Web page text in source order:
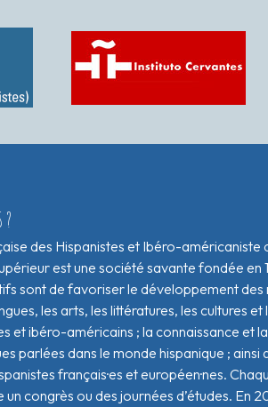
?
des Hispanistes et Ibéro-américaniste
est une société savante fondée en
sont de favoriser le développement des
les arts, les littératures, les cultures et
et ibéro-américains ; la connaissance et
parlées dans le monde hispanique ; ainsi
français·es et européen·nes.
congrès ou des journées d’études. En